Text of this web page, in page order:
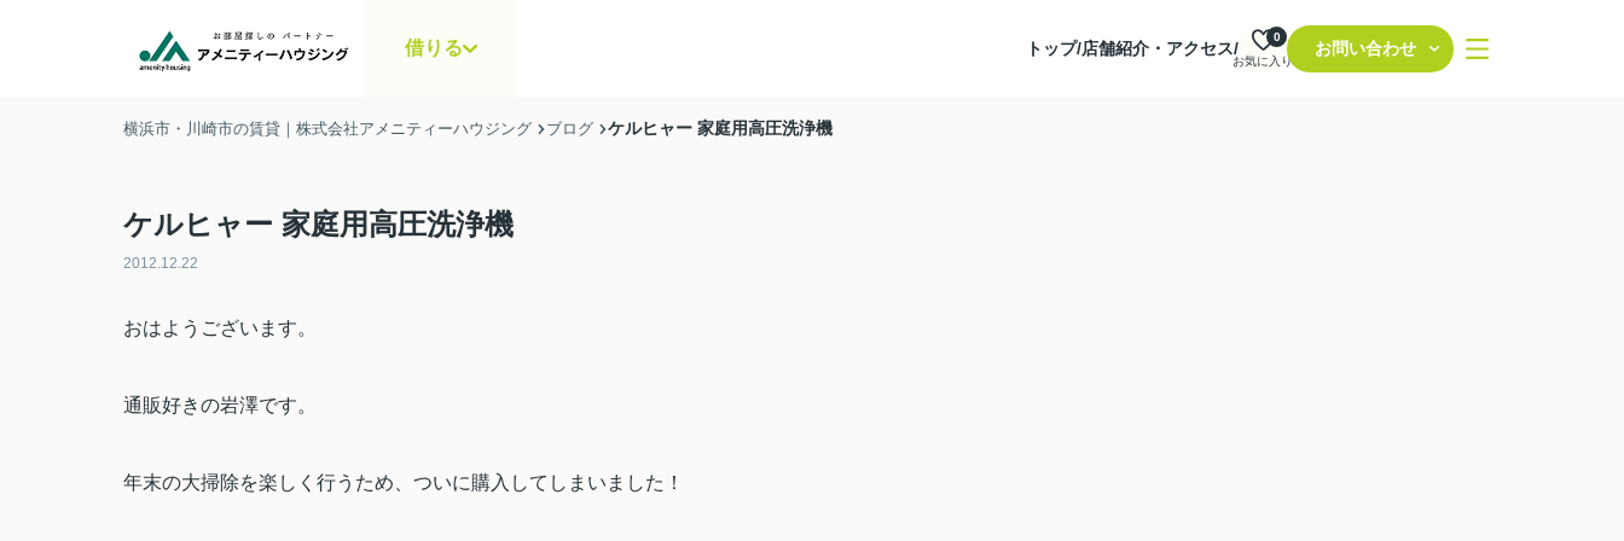
借りる トップ/店舗紹介・アクセス/
お気に入り
0
お問い合わせ
横浜市・川崎市の賃貸｜株式会社アメニティーハウジング ブログ ケルヒャー 家庭用高圧洗浄機
ケルヒャー 家庭用高圧洗浄機
2012.12.22
おはようございます。
通販好きの岩澤です。
年末の大掃除を楽しく行うため、ついに購入してしまいました！